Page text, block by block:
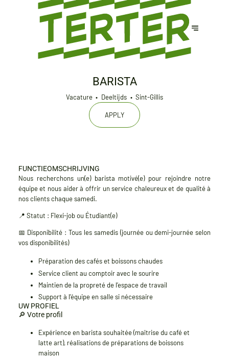
BARISTA
Vacature Deeltijds Sint-Gillis
APPLY
FUNCTIEOMSCHRIJVING
Nous recherchons un(e) barista motivé(e) pour rejoindre notre
équipe et nous aider à offrir un service chaleureux et de qualité à
nos clients chaquesamedi.
📍 Statut : Flexi-job ou Étudiant(e)
📅 Disponibilité : Tous les samedis (journée ou demi-journée selon
vos disponibilités)
Préparation des cafés et boissons chaudes
Service client au comptoir avec le sourire
Maintien de la propreté de l’espace de travail
Support à l’équipe en salle si nécessaire
UW PROFIEL
🔎 Votre profil
Expérience en barista souhaitée(maîtrise du café et
latte art), réalisations de préparations de boissons
maison